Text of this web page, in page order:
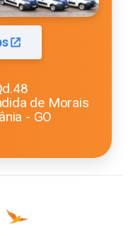
de Morais
- GO